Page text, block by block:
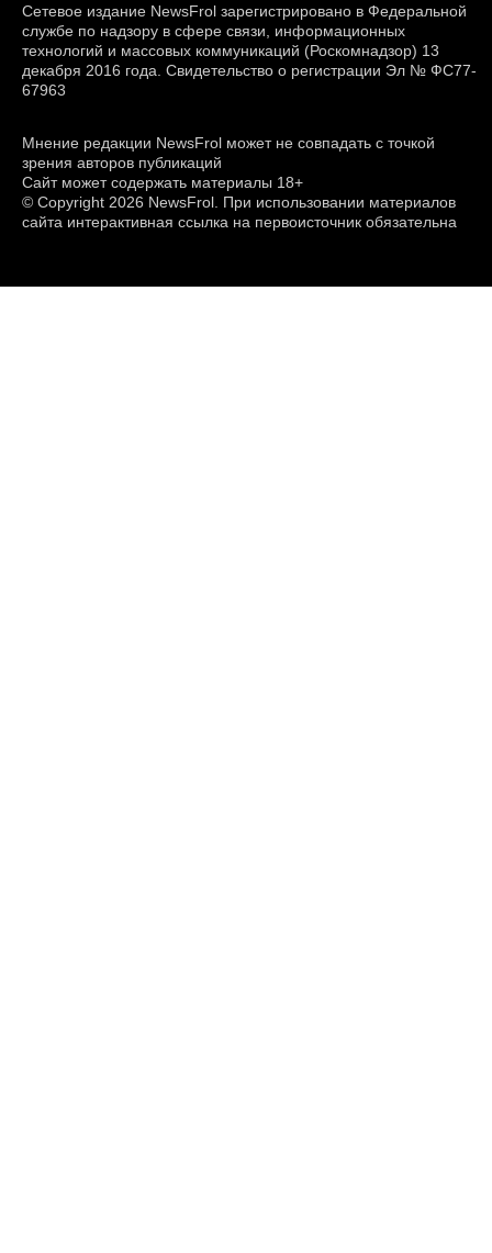
Сетевое издание NewsFrol зарегистрировано в Федеральной
службе по надзору в сфере связи, информационных
технологий и массовых коммуникаций (Роскомнадзор) 13
декабря 2016 года. Свидетельство о регистрации Эл № ФС77-
67963
Мнение редакции NewsFrol может не совпадать с точкой
зрения авторов публикаций
Сайт может содержать материалы 18+
© Copyright 2026 NewsFrol. При использовании материалов
сайта интерактивная ссылка на первоисточник обязательна